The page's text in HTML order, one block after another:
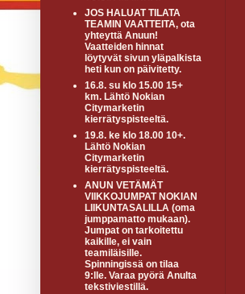
JOS HALUAT TILATA
TEAMIN VAATTEITA, ota
yhteyttä Anuun!
Vaatteiden hinnat
löytyvät sivun yläpalkista
heti kun on päivitetty.
16.8. su klo 15.00 15+
km. Lähtö Nokian
Citymarketin
kierrätyspisteeltä.
19.8. ke klo 18.00 10+.
Lähtö Nokian
Citymarketin
kierrätyspisteeltä.
ANUN VETÄMÄT
VIIKKOJUMPAT NOKIAN
LIIKUNTASALILLA (oma
jumppamatto mukaan).
Jumpat on tarkoitettu
kaikille, ei vain
teamiläisille.
Spinningissä on tilaa
9:lle. Varaa pyörä Anulta
tekstiviestillä.